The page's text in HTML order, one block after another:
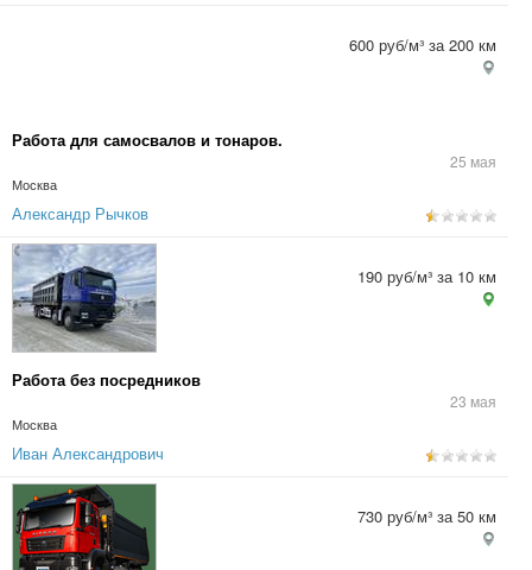
Работа для самосвалов и тонаров.
25 мая
Москва
600 руб/м³ за 200 км
Александр Рычков
Работа без посредников
23 мая
Москва
190 руб/м³ за 10 км
Иван Александрович
730 руб/м³ за 50 км